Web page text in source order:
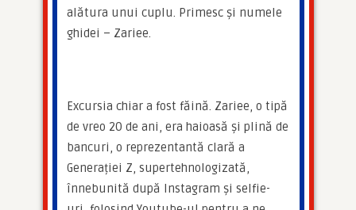
alătura unui cuplu. Primesc și numele
ghidei – Zariee.
Excursia chiar a fost făină. Zariee, o tipă
de vreo 20 de ani, era haioasă și plină de
bancuri, o reprezentantă clară a
Generației Z, supertehnologizată,
înnebunită după Instagram și selfie-